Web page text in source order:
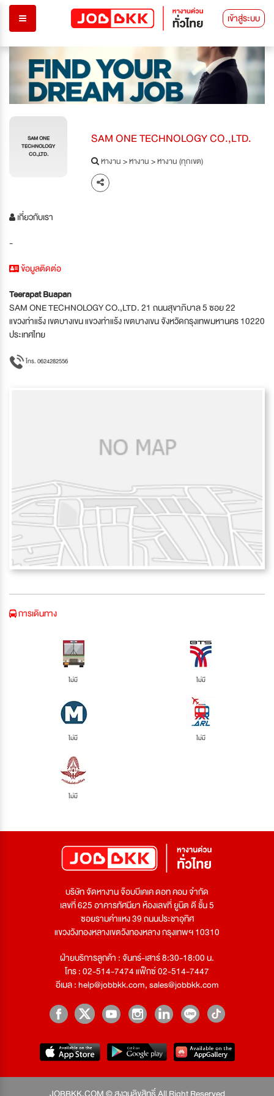
เข้าสู่ระบบ
SAM ONE
TECHNOLOGY
CO.,LTD.
SAM ONE TECHNOLOGY CO.,LTD.
หางาน>หางาน>หางาน (ทุกเขต)
เกี่ยวกับเรา
-
ข้อมูลติดต่อ
Teerapat Buapan
SAM ONE TECHNOLOGY CO.,LTD. 21 ถนนสุขาภิบาล 5 ซอย 22
แขวงท่าแร้ง เขตบางเขน แขวงท่าแร้ง เขตบางเขน จังหวัดกรุงเทพมหานคร 10220
ประเทศไทย
โทร. 0624282556
การเดินทาง
ไม่มี ไม่มี
ไม่มี ไม่มี
ไม่มี
บริษัท จัดหางาน จ๊อบบีเคเค ดอท คอม จำกัด
เลขที่ 625 อาคารทัศนียา ห้องเลขที่ ยูนิต ดี ชั้น 5
ซอยรามคำแหง 39 ถนนประชาอุทิศ
แขวงวังทองหลางเขตวังทองหลาง กรุงเทพฯ 10310
ฝ่ายบริการลูกค้า : จันทร์-เสาร์ 8:30-18:00 น.
โทร : 02-514-7474 แฟ็กซ์ 02-514-7447
อีเมล :help@jobbkk.com,sales@jobbkk.com